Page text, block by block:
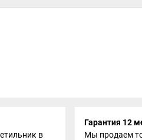
в
Гарантия 12
Мы продаем